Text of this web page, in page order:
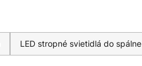
LED stropné svietidlá do spálne